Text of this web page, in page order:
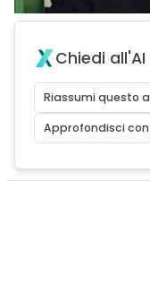
Chiedi all'AI
Riassumi questo
Approfondisci